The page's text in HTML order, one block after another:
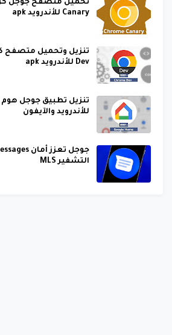
Canary للأندرويد apk
Dev للأندرويد apk
للأندرويد والآيفون
التشفير MLS